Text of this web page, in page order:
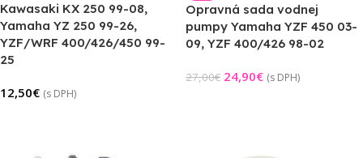
Kawasaki KX 250 99-08,
Yamaha YZ 250 99-26,
YZF/WRF 400/426/450 99-
25
12,50€ (s DPH)
Opravná sada vodnej
pumpy Yamaha YZF 450 03-
09, YZF 400/426 98-02
27,00€ 24,90€ (s DPH)